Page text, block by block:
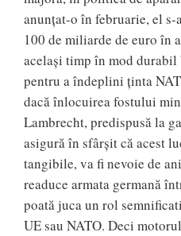
anunțat-o în februarie, el s-
100 de miliarde de euro în
același timp în mod durabil
pentru a îndeplini ținta
dacă înlocuirea fostului
Lambrecht, predispusă la
asigură în sfârșit că acest
tangibile, va fi nevoie de
readuce armata germană
poată juca un rol
UE sau NATO. Deci